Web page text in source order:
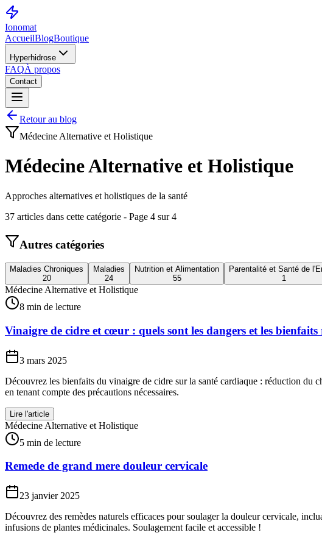
Ionomat
AccueilBlogBoutique
Hyperhidrose
FAQÀ propos
Contact
Retour au blog
Médecine Alternative et Holistique
Médecine Alternative et Holistique
Approches alternatives et holistiques de la santé
37 articles dans cette catégorie - Page 4 sur 4
Autres catégories
Maladies Chroniques
20
Maladies
24
Nutrition et Alimentation
55
Parentalité et Santé de
1
Médecine Alternative et Holistique
8 min de lecture
Vinaigre de cidre et cœur : quels sont les dangers et les bienfaits
3 mars 2025
Découvrez les bienfaits du vinaigre de cidre sur la santé cardiaque : réduction
en tenant compte des précautions nécessaires.
Lire l'article
Médecine Alternative et Holistique
5 min de lecture
Remede de grand mere douleur cervicale
23 janvier 2025
Découvrez des remèdes naturels efficaces pour soulager la douleur cervicale,
infusions de plantes médicinales. Soulagement facile et accessible !